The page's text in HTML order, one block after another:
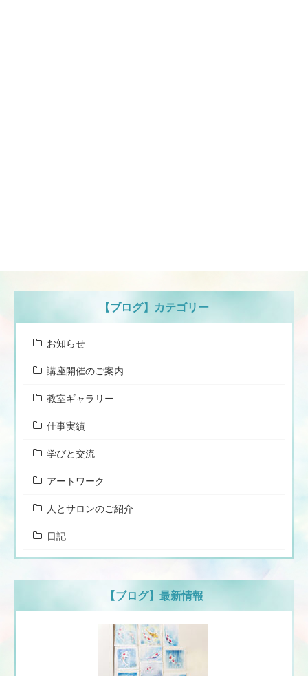
【ブログ】カテゴリー
お知らせ
講座開催のご案内
教室ギャラリー
仕事実績
学びと交流
アートワーク
人とサロンのご紹介
日記
【ブログ】最新情報